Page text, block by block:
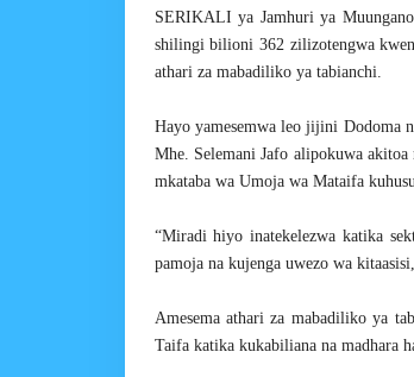
SERIKALI ya Jamhuri ya
shilingi bilioni 362 zilizotengwa
athari za mabadiliko ya tabianchi.
Hayo yamesemwa leo jijini Dodoma
Mhe. Selemani Jafo alipokuwa
mkataba wa Umoja wa Mataifa
“Miradi hiyo inatekelezwa katika
pamoja na kujenga uwezo wa
Amesema athari za mabadiliko ya
Taifa katika kukabiliana na madhara